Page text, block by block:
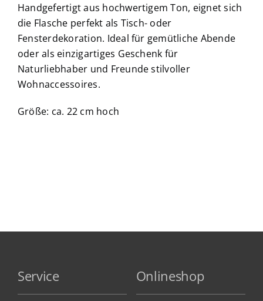
Handgefertigt aus hochwertigem Ton, eignet sich
die Flasche perfekt als Tisch- oder
Fensterdekoration. Ideal für gemütliche Abende
oder als einzigartiges Geschenk für
Naturliebhaber und Freunde stilvoller
Wohnaccessoires.
Größe: ca. 22 cm hoch
Service Onlineshop